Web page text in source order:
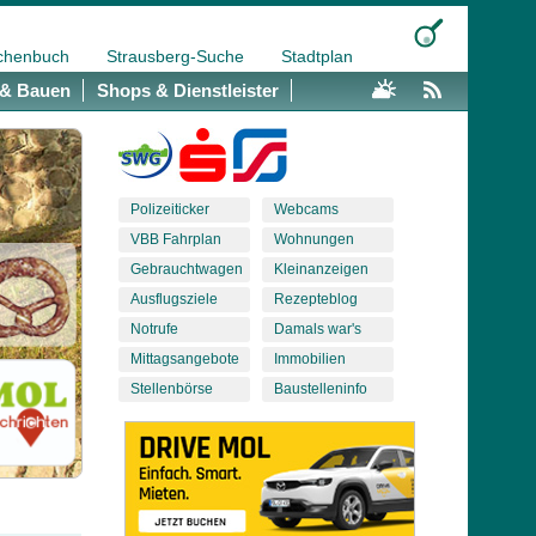
Strausberg-Suche Stadtplan
Bauen Shops & Dienstleister
Polizeiticker
VBB Fahrplan
Gebrauchtwagen
Ausflugsziele
Notrufe
Mittagsangebote
Stellenbörse
Webcams
Wohnungen
Kleinanzeigen
Rezepteblog
Damals war's
Immobilien
Baustelleninfo